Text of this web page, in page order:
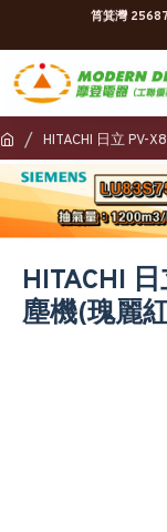
筲箕灣
HITACHI 日立 PV-
HITACHI
塵機(瑰麗